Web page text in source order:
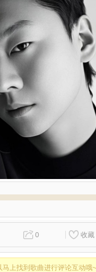
0 收藏
马上找到歌曲进行评论互动哦~